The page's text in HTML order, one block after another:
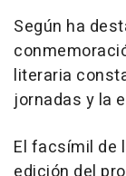
Según ha
literaria
jornadas y la
El facsímil de